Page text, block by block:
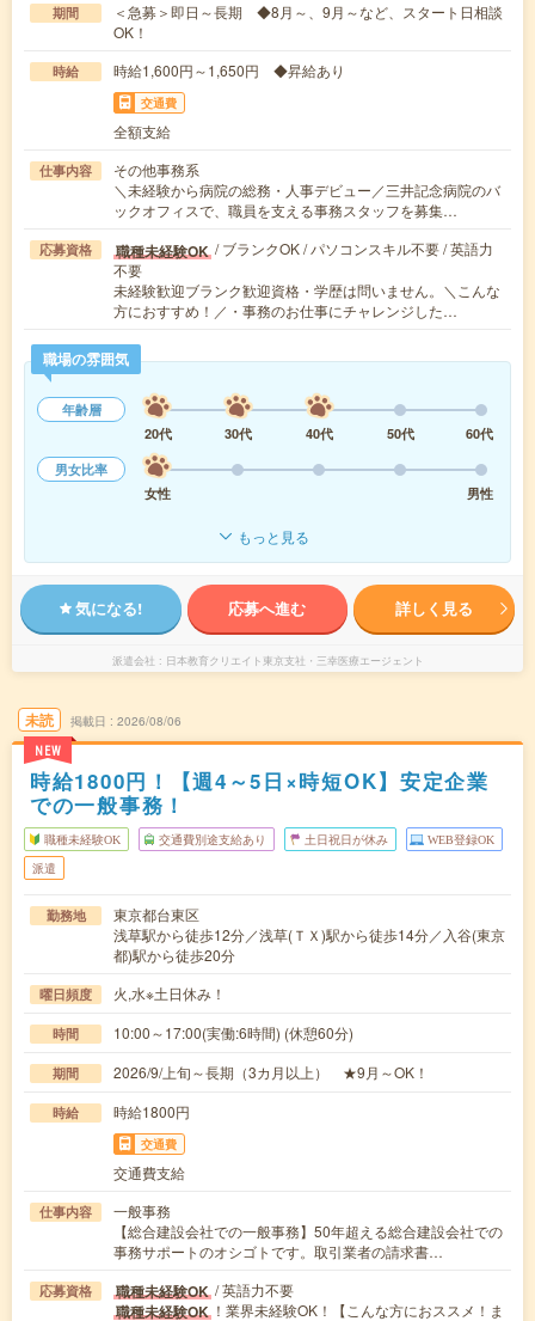
期間
＜急募＞即日～長期 ◆8月～、9月～など、スタート日相談
OK！
時給 時給1,600円～1,650円 ◆昇給あり
交通費
全額支給
仕事内容
その他事務系
＼未経験から病院の総務・人事デビュー／三井記念病院のバ
ックオフィスで、職員を支える事務スタッフを募集…
応募資格 職種未経験OK / ブランクOK / パソコンスキル不要 / 英語力
不要
未経験歓迎ブランク歓迎資格・学歴は問いません。＼こんな
方におすすめ！／・事務のお仕事にチャレンジした…
職場の雰囲気
年齢層
20代
30代 40代 50代
60代
男女比率
女性
男性
もっと見る
気になる! 応募へ進む 詳しく見る
派遣会社 日本教育クリエイト東京支社・三幸医療エージェント
未読
NEW
掲載日 2026/08/06
時給1800円！【週4～5日×時短OK】安定企業
での一般事務！
職種未経験OK 交通費別途支給あり 土日祝日が休み WEB登録OK
派遣
勤務地
東京都台東区
浅草駅から徒歩12分／浅草(ＴＸ)駅から徒歩14分／入谷(東京
都)駅から徒歩20分
曜日頻度 火,水※土日休み！
時間 10:00～17:00(実働:6時間) (休憩60分)
期間 2026/9/上旬～長期（3カ月以上） ★9月～OK！
時給 時給1800円
交通費
交通費支給
仕事内容
一般事務
【総合建設会社での一般事務】50年超える総合建設会社での
事務サポートのオシゴトです。取引業者の請求書…
応募資格 職種未経験OK / 英語力不要
職種未経験OK ！業界未経験OK！【こんな方におススメ！ま